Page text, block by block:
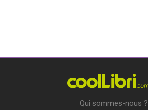
Qui sommes-nous ?